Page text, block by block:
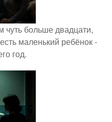
больше двадцати,
маленький ребёнок -
год.